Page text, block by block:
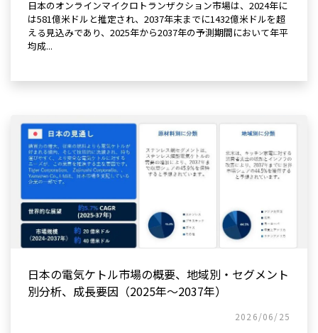
日本のオンラインマイクロトランザクション市場は、2024年に
は581億米ドルと推定され、2037年末までに1432億米ドルを超
える見込みであり、2025年から2037年の予測期間において年平
均成...
日本の電気ケトル市場の概要、地域別・セグメント
別分析、成長要因（2025年～2037年）
2026/06/25